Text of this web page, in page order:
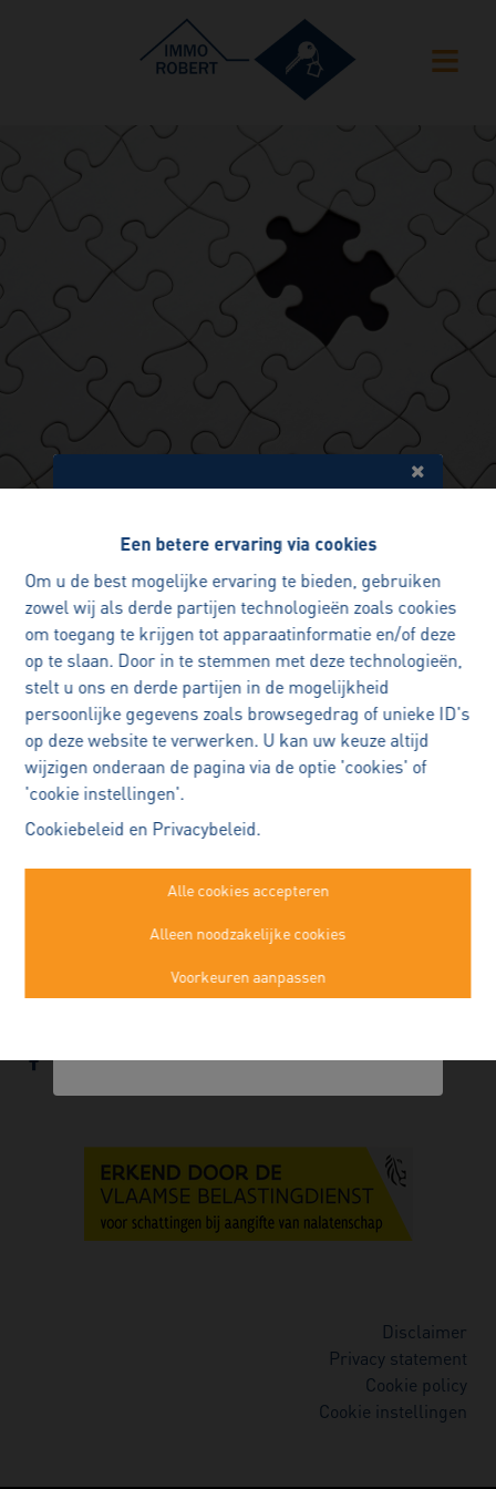
Een betere ervaring via cookies
Om u de best mogelijke ervaring te bieden, gebruiken
zowel wij als derde partijen technologieën zoals cookies
om toegang te krijgen tot apparaatinformatie en/of deze
op te slaan. Door in te stemmen met deze technologieën,
stelt u ons en derde partijen in de mogelijkheid
persoonlijke gegevens zoals browsegedrag of unieke ID's
op deze website te verwerken. U kan uw keuze altijd
wijzigen onderaan de pagina via de optie 'cookies' of
'cookie instellingen'.
Cookiebeleid en Privacybeleid.
Alle cookies accepteren
Alleen noodzakelijke cookies
Voorkeuren aanpassen
Oeps, deze pagina bestaat niet
meer
Te koop Te huur
Immo Robert Buggenhout
Kasteelstraat 22a
052/89.50.99
Disclaimer
Privacy statement
Cookie policy
Cookie instellingen
uw woning?
Met vertrouwen
verkopen
uw woning verkopen is een
belangrijke beslissing
Ik begeleid u persoonlijk en
zekerheid elke stap kan zetten.
Alexander Robert